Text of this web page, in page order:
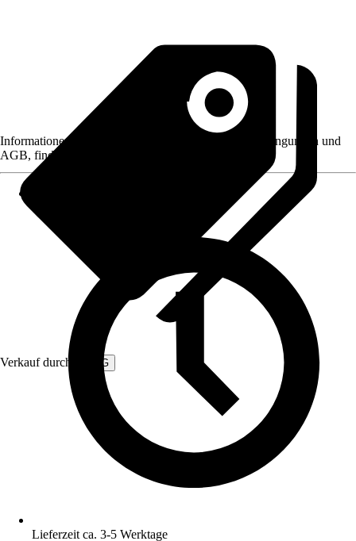
Verkauf durch: 3NRG
Informationen des Verkäufers, wie z. B. Rückgabebedingungen und
AGB, finden Sie bei Klick auf den Verkäufernamen.
Lieferzeit ca. 3-5 Werktage